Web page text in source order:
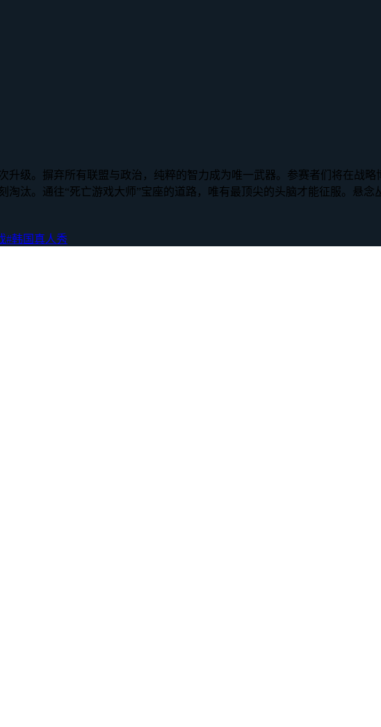
升级。摒弃所有联盟与政治，纯粹的智力成为唯一武器。参赛者们将在战
汰。通往“死亡游戏大师”宝座的道路，唯有最顶尖的头脑才能征服。悬念
#韩国真人秀